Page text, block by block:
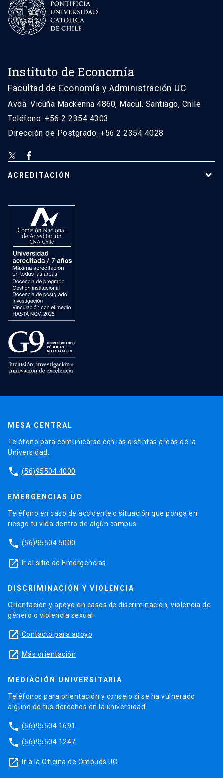
Instituto de Economía
Facultad de Economía y Administración UC
Avda. Vicuña Mackenna 4860, Macul. Santiago, Chile
Teléfono: +56 2 2354 4303
Dirección de Postgrado: +56 2 2354 4028
ACREDITACIÓN
MESA CENTRAL
Teléfono para comunicarse con las distintas áreas de la
Universidad.
phone (56)95504 4000
EMERGENCIAS UC
Teléfono en caso de accidente o situación que ponga en
riesgo tu vida dentro de algún campus.
phone (56)95504 5000
launch Ir al sitio de Emergencias
DISCRIMINACIÓN Y VIOLENCIA
Orientación y apoyo en casos de discriminación, violencia de
género o violencia sexual.
launch Contacto para apoyo
launch Más orientación
MEDIACIÓN UNIVERSITARIA
Teléfonos para orientación y consejo si se ha vulnerado
alguno de tus derechos en la universidad.
phone (56)95504 1691
phone (56)95504 1247
launch Ir a la Oficina de Ombuds UC